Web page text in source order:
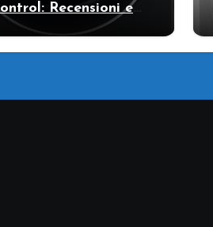
Recensioni e
del modello
pompa di calore